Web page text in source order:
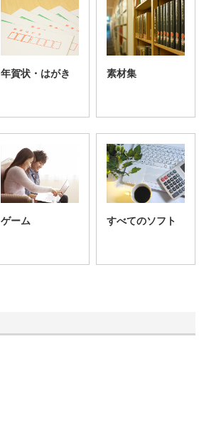
年賀状・はがき 素材集
ゲーム すべてのソフト